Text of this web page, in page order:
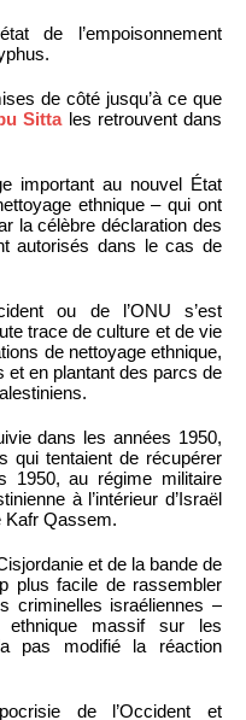
de l’empoisonnement
de côté jusqu’à ce que
Sittales retrouvent dans
important au nouvel État
ethnique – qui ont
la célèbre déclaration des
autorisés dans le cas de
ou de l’ONU s’est
trace de culture et de vie
de nettoyage ethnique,
et en plantant des parcs de
dans les années 1950,
qui tentaient de récupérer
1950, au régime militaire
à l’intérieur d’Israël
Kafr Qassem.
et de la bande de
plus facile de rassembler
criminelles israéliennes –
ethnique massif sur les
pas modifié la réaction
de l’Occident et